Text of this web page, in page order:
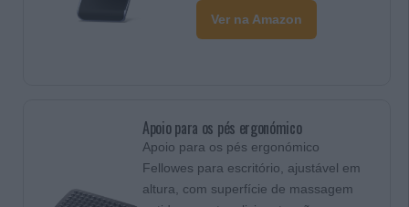
Ver na Amazon
Apoio para os pés ergonómico
Apoio para os pés ergonómico
Fellowes para escritório, ajustável em
altura, com superfície de massagem